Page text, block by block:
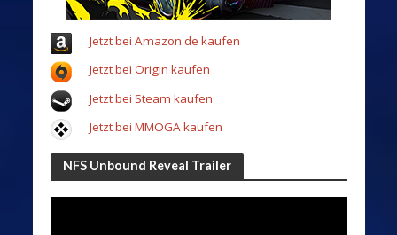
Jetzt bei Amazon.de kaufen
Jetzt bei Origin kaufen
Jetzt bei Steam kaufen
Jetzt bei MMOGA kaufen
NFS Unbound Reveal Trailer